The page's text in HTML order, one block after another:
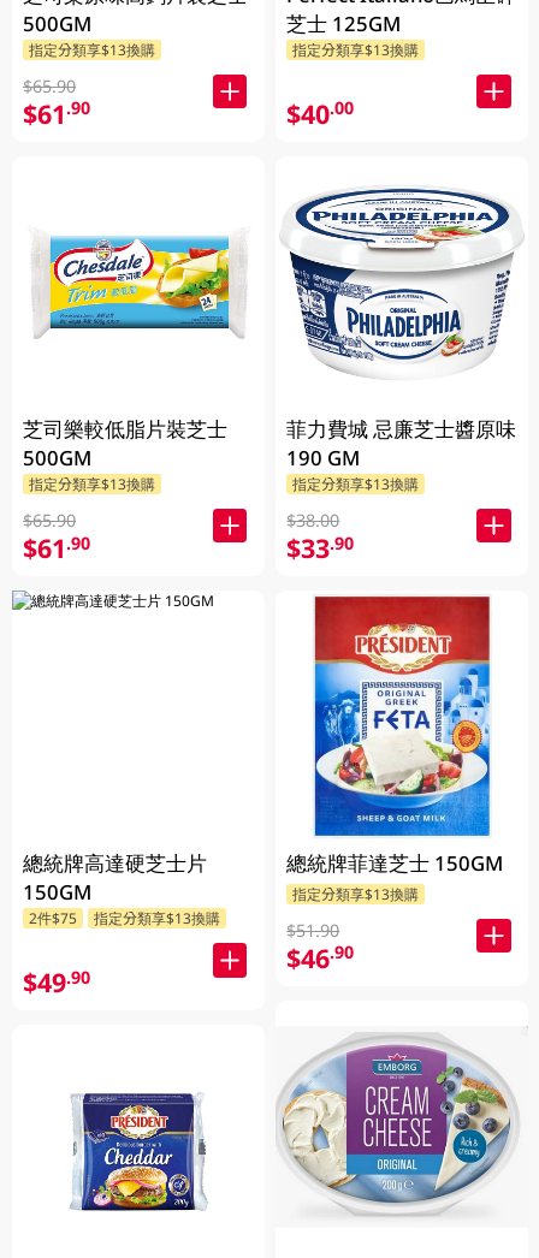
500GM
指定分類享$13換購
$65.90
$61.90
芝司樂較低脂片裝芝士
500GM
指定分類享$13換購
$65.90
$61.90
總統牌高達硬芝士片
150GM
2件$75 指定分類享$13換購
$49.90
芝士 125GM
指定分類享$13換購
$40.00
菲力費城 忌廉芝士醬原味
190 GM
指定分類享$13換購
$38.00
$33.90
總統牌菲達芝士 150GM
指定分類享$13換購
$51.90
$46.90